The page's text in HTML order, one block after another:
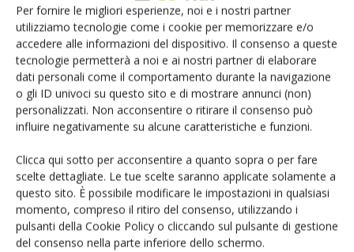
Per fornire le migliori esperienze, noi e i nostri partner
utilizziamo tecnologie come i cookie per memorizzare e/o
accedere alle informazioni del dispositivo. Il consenso a queste
tecnologie permetterà a noi e ai nostri partner di elaborare
dati personali come il comportamento durante la navigazione
o gli ID univoci su questo sito e di mostrare annunci (non)
personalizzati. Non acconsentire o ritirare il consenso può
influire negativamente su alcune caratteristiche e funzioni.
Clicca qui sotto per acconsentire a quanto sopra o per fare
scelte dettagliate. Le tue scelte saranno applicate solamente a
questo sito. È possibile modificare le impostazioni in qualsiasi
momento, compreso il ritiro del consenso, utilizzando i
pulsanti della Cookie Policy o cliccando sul pulsante di gestione
del consenso nella parte inferiore dello schermo.
giorni, infine sono state esposte alle infezioni naturali del
vettore. In questo campo abbiamo rilevato una riduzione
della carica batterica a seguito dell’impiego della miscela di
carbonato di calcio e timolo, e attualmente non si
osservano sintomi, né nelle piante trattate né in quelle non
trattate.
Sarà interessante verificare se i trattamenti eseguiti
potranno avere un’influenza sulla comparsa dei sintomi e
sulla loro severità. Lo appureremo la prossima primavera o
in tarda estate al massimo. Poiché stiamo partecipando a
un altro progettoin cui valuteremo le nanoparticelle in